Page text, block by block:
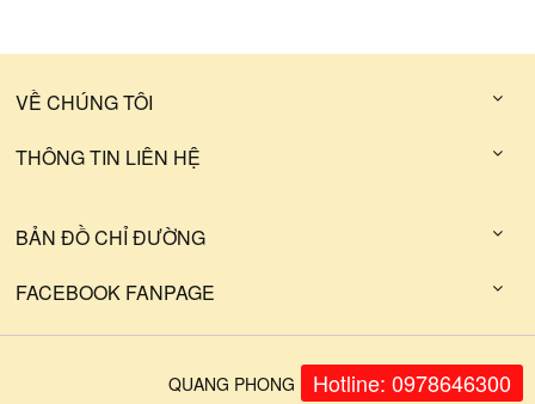
VỀ CHÚNG TÔI
THÔNG TIN LIÊN HỆ
BẢN ĐỒ CHỈ ĐƯỜNG
FACEBOOK FANPAGE
QUANG PHONG FOODHotline: 0978646300